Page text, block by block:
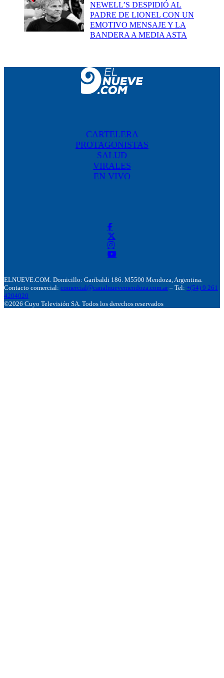
NEWELL’S DESPIDIÓ AL
PADRE DE LIONEL CON UN
EMOTIVO MENSAJE Y LA
BANDERA A MEDIA ASTA
CARTELERA
PROTAGONISTAS
SALUD
VIRALES
EN VIVO
ELNUEVE.COM. Domicillo: Garibaldi 186. M5500 Mendoza, Argentina.
Contacto comercial: comercial@canalnuevemendoza.com.ar – Tel: +(54) 9 261
4204020
©2026 Cuyo Televisión SA. Todos los derechos reservados